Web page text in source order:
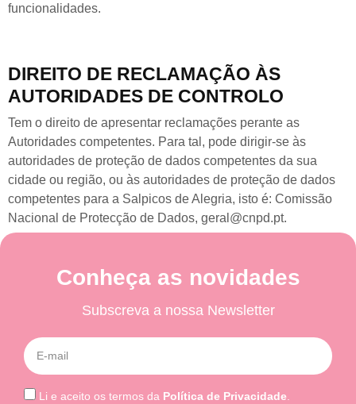
funcionalidades.
DIREITO DE RECLAMAÇÃO ÀS
AUTORIDADES DE CONTROLO
Tem o direito de apresentar reclamações perante as
Autoridades competentes. Para tal, pode dirigir-se às
autoridades de proteção de dados competentes da sua
cidade ou região, ou às autoridades de proteção de dados
competentes para a Salpicos de Alegria, isto é: Comissão
Nacional de Protecção de Dados, geral@cnpd.pt.
Conheça as novidades
Subscreva a nossa Newsletter
Li e aceito os termos da Política de Privacidade